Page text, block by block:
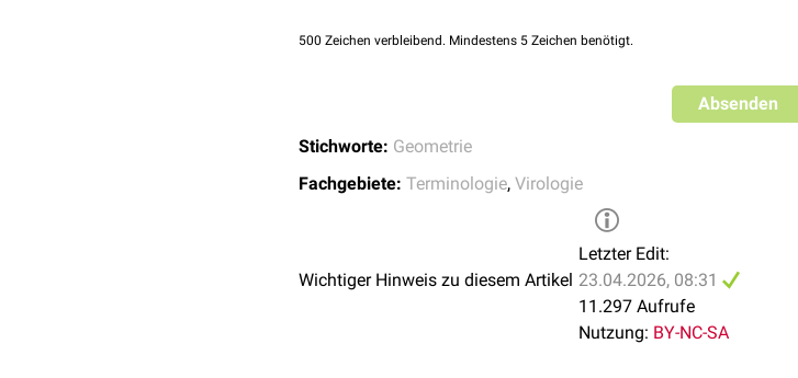
500 Zeichen verbleibend. Mindestens 5 Zeichen benötigt.
Absenden
Stichworte: Geometrie
Fachgebiete: Terminologie, Virologie
Wichtiger Hinweis zu diesem Artikel
Letzter Edit:
23.04.2026, 08:31
11.297 Aufrufe
Nutzung: BY-NC-SA